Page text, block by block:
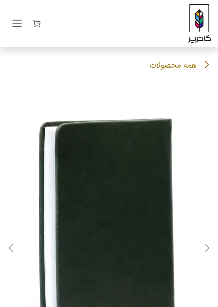
صرف نظر و مشاهده محتوا
همه محصولات